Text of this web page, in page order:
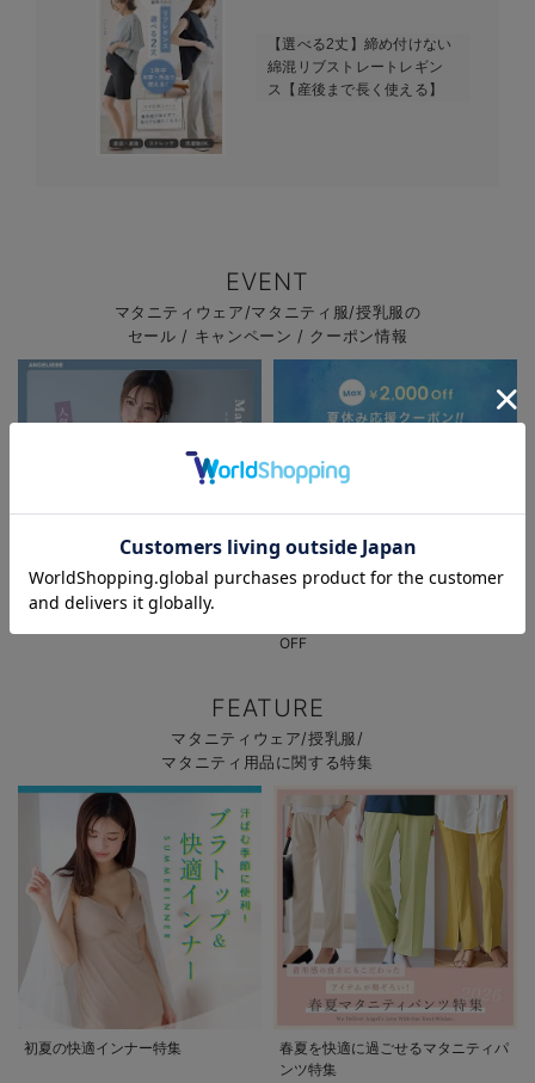
お気に入り商品を確認する
【選べる2丈】締め付けない
綿混リブストレートレギン
ス【産後まで長く使える】
EVENT
マタニティウェア/マタニティ服/授乳服の
セール / キャンペーン / クーポン情報
OFF
FEATURE
マタニティウェア/授乳服/
マタニティ用品に関する特集
初夏の快適インナー特集
春夏を快適に過ごせるマタニティパ
ンツ特集